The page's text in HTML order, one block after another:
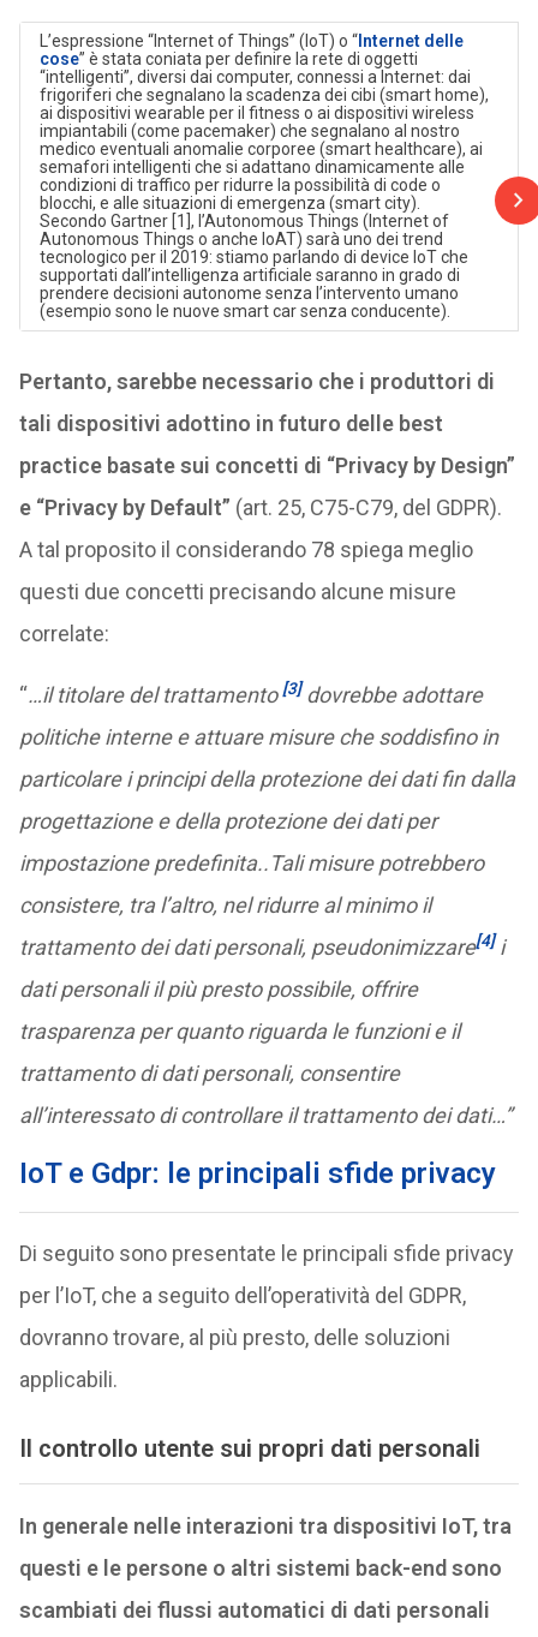
L’espressione “Internet of Things” (IoT) o “Internet delle
cose” è stata coniata per definire la rete di oggetti
“intelligenti”, diversi dai computer, connessi a Internet: dai
frigoriferi che segnalano la scadenza dei cibi (smart home),
ai dispositivi wearable per il fitness o ai dispositivi wireless
impiantabili (come pacemaker) che segnalano al nostro
medico eventuali anomalie corporee (smart healthcare), ai
semafori intelligenti che si adattano dinamicamente alle
condizioni di traffico per ridurre la possibilità di code o
blocchi, e alle situazioni di emergenza (smart city).
Secondo Gartner [1], l’Autonomous Things (Internet of
Autonomous Things o anche IoAT) sarà uno dei trend
tecnologico per il 2019: stiamo parlando di device IoT che
supportati dall’intelligenza artificiale saranno in grado di
prendere decisioni autonome senza l’intervento umano
(esempio sono le nuove smart car senza conducente).
Pertanto, sarebbe necessario che i produttori di
tali dispositivi adottino in futuro delle best
practice basate sui concetti di “Privacy by Design”
e “Privacy by Default” (art. 25, C75-C79, del GDPR).
A tal proposito il considerando 78 spiega meglio
questi due concetti precisando alcune misure
correlate:
“…il titolare del trattamento [3]dovrebbe adottare
politiche interne e attuare misure che soddisfino in
particolare i principi della protezione dei dati fin dalla
progettazione e della protezione dei dati per
impostazione predefinita..Tali misure potrebbero
consistere, tra l’altro, nel ridurre al minimo il
trattamento dei dati personali, pseudonimizzare[4]i
dati personali il più presto possibile, offrire
trasparenza per quanto riguarda le funzioni e il
trattamento di dati personali, consentire
all’interessato di controllare il trattamento dei dati…”
IoT e Gdpr: le principali sfide privacy
Di seguito sono presentate le principali sfide privacy
per l’IoT, che a seguito dell’operatività del GDPR,
dovranno trovare, al più presto, delle soluzioni
applicabili.
Il controllo utente sui propri dati personali
In generale nelle interazioni tra dispositivi IoT, tra
questi e le persone o altri sistemi back-end sono
scambiati dei flussi automatici di dati personali